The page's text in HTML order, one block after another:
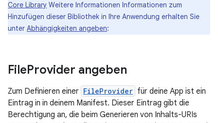
Core Library Weitere Informationen Informationen zum
Hinzufügen dieser Bibliothek in Ihre Anwendung erhalten Sie
unter Abhängigkeiten angeben:
FileProvider angeben
Zum Definieren einer FileProvider für deine App ist ein
Eintrag in in deinem Manifest. Dieser Eintrag gibt die
Berechtigung an, die beim Generieren von Inhalts-URIs